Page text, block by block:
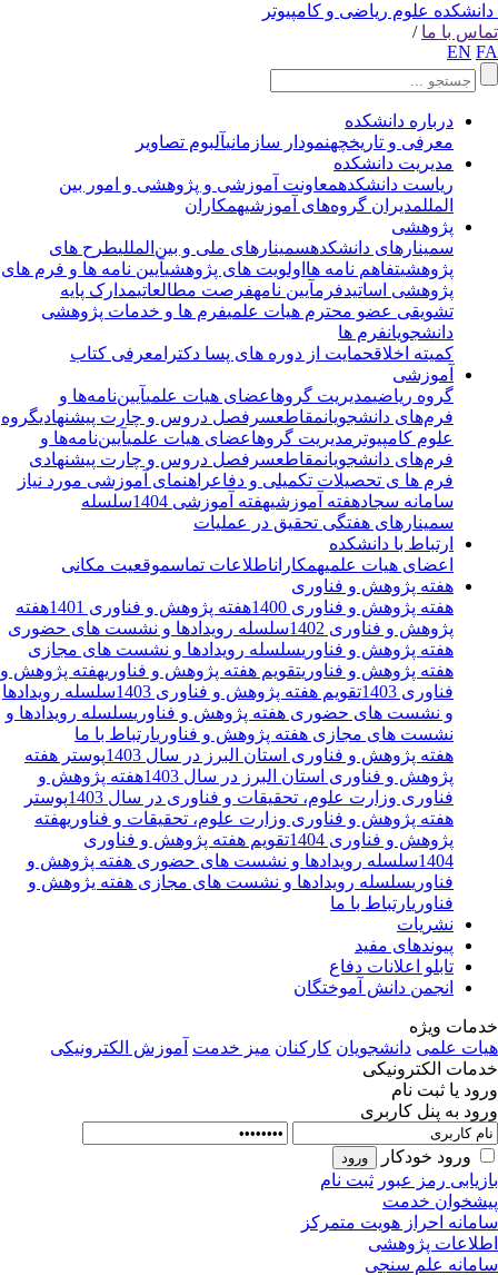
علوم ریاضی و کامپیوتر
با ما /
EN
درباره دانشکده
معرفی و تاریخچهنمودار سازمانیآلبوم تصاویر
مدیریت دانشکده
ریاست دانشکدهمعاونت آموزشی و پژوهشی و امور بین
المللمدیران گروه‌های آموزشیهمکاران
پژوهشی
سمینارهای دانشکدهسمینارهای ملی و بین‌المللیطرح های
پژوهشیتفاهم نامه هااولویت های پژوهشیآیین نامه ها و فرم های
پژوهشی اساتیدفرم آیین نامهفرصت مطالعاتیمدارک پایه
تشویقی عضو محترم هیات علمیفرم ها و خدمات پژوهشی
دانشجویانفرم ها
کمیته اخلاقحمایت از دوره های پسا دکترامعرفی کتاب
آموزشی
گروه ریاضیمدیریت گروهاعضای هیات علمیآیین‌نامه‌ها و
فرم‌های دانشجویانمقاطعسرفصل دروس و چارت پیشنهادیگروه
علوم کامپیوترمدیریت گروهاعضای هیات علمیآیین‌نامه‌ها و
فرم‌های دانشجویانمقاطعسرفصل دروس و چارت پیشنهادی
فرم ها ی تحصیلات تکمیلی و دفاعراهنمای آموزشی مورد نیاز
سامانه سجادهفته آموزشیهفته آموزشی 1404
سلسله
سمینارهای هفتگی تحقیق در عملیات
ارتباط با دانشکده
اعضای هیات علمیهمکاران اطلاعات تماسموقعیت مکانی
هفته پژوهش و فناوری
هفته پژوهش و فناوری 1400
هفته پژوهش و فناوری 1401
هفته
پژوهش و فناوری 1402
سلسله رویدادها و نشست های حضوری
هفته پژوهش و فناوریسلسله رویدادها و نشست های مجازی
هفته پژوهش و فناوریتقویم هفته پژوهش و فناوریهفته پژوهش و
فناوری 1403
تقویم هفته پژوهش و فناوری 1403
سلسله رویدادها
و نشست های حضوری هفته پژوهش و فناوریسلسله رویدادها و
نشست های مجازی هفته پژوهش و فناوریارتباط با ما
هفته پژوهش و فناوری استان البرز در سال 1403
پوستر هفته
پژوهش و فناوری استان البرز در سال 1403
هفته پژوهش و
فناوری وزارت علوم، تحقیقات و فناوری در سال 1403
پوستر
هفته پژوهش و فناوری وزارت علوم، تحقیقات و فناوریهفته
پژوهش و فناوری 1404
تقویم هفته پژوهش و فناوری
1404سلسله رویدادها و نشست های حضوری هفته پژوهش و
فناوریسلسله رویدادها و نشست های مجازی هفته یژوهش و
فناوریارتباط با ما
نشریات
پیوندهای مفید
تابلو اعلانات دفاع
انجمن دانش آموختگان
ویژه
علمی دانشجویان کارکنان میز خدمت آموزش الکترونیکی
الکترونیکی
یا ثبت نام
به پنل کاربری
ورود خودکار
رمز عبور ثبت نام
خدمت
احراز هویت متمرکز
پژوهشی
علم سنجی